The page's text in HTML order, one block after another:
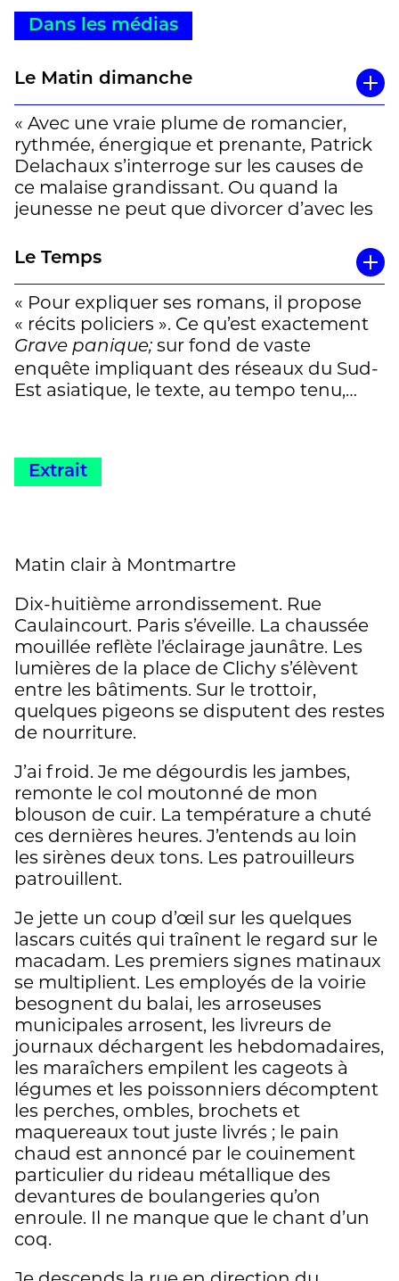
Dans les médias
Le Matin dimanche
« Avec une vraie plume de romancier,
rythmée, énergique et prenante, Patrick
Delachaux s’interroge sur les causes de
ce malaise grandissant. Ou quand la
jeunesse ne peut que divorcer d’avec les
totalement dépassées. Une critique sur
une situation qui ne l’est pas moins. » (A.-
S. S.)
Le Temps
« Pour expliquer ses romans, il propose
« récits policiers ». Ce qu’est exactement
Grave panique; sur fond de vaste
enquête impliquant des réseaux du Sud-
Est asiatique, le texte, au tempo tenu,
déploient certains pour changer, un peu,
le destin des ghettos » (Nicolas Dufour)
Extrait
Matin clair à Montmartre
Dix-huitième arrondissement. Rue
Caulaincourt. Paris s’éveille. La chaussée
mouillée reflète l’éclairage jaunâtre. Les
lumières de la place de Clichy s’élèvent
entre les bâtiments. Sur le trottoir,
quelques pigeons se disputent des restes
de nourriture.
J’ai froid. Je me dégourdis les jambes,
remonte le col moutonné de mon
blouson de cuir. La température a chuté
ces dernières heures. J’entends au loin
les sirènes deux tons. Les patrouilleurs
patrouillent.
Je jette un coup d’œil sur les quelques
lascars cuités qui traînent le regard sur le
macadam. Les premiers signes matinaux
se multiplient. Les employés de la voirie
besognent du balai, les arroseuses
municipales arrosent, les livreurs de
journaux déchargent les hebdomadaires,
les maraîchers empilent les cageots à
légumes et les poissonniers décomptent
les perches, ombles, brochets et
maquereaux tout juste livrés ; le pain
chaud est annoncé par le couinement
particulier du rideau métallique des
devantures de boulangeries qu’on
enroule. Il ne manque que le chant d’un
coq.